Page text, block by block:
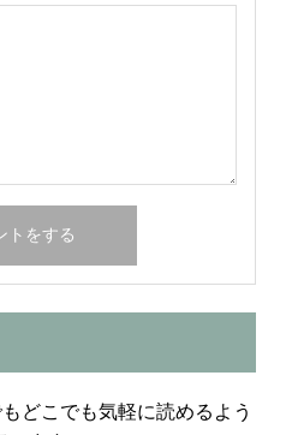
どこでも気軽に読めるよう